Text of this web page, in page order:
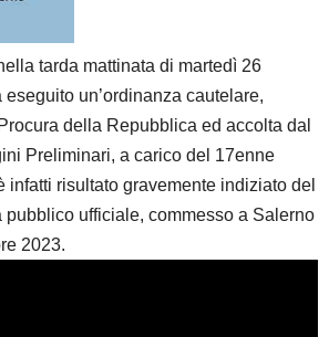
tarda mattinata di martedì 26
un’ordinanza cautelare,
della Repubblica ed accolta dal
Preliminari, a carico del 17enne
infatti risultato gravemente indiziato del
pubblico ufficiale, commesso a Salerno
2023.